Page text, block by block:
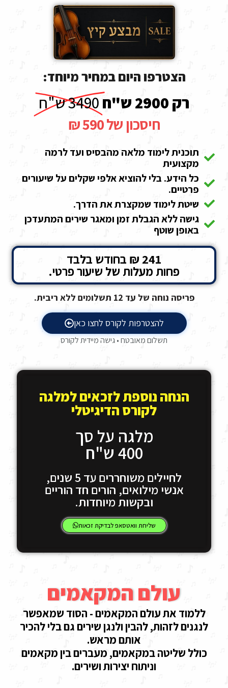
הצטרפו היום במחיר מיוחד:
רק 2900 ש"ח 3490 ש"ח
חיסכון של 590 ₪
תוכנית לימוד מלאה מהבסיס ועד לרמה
מקצועית
כל הידע. בלי להוציא אלפי שקלים על שיעורים
פרטיים.
שיטת לימוד שמקצרת את הדרך.
גישה ללא הגבלת זמן ומאגר שירים המתעדכן
באופן שוטף
241 ₪ בחודש בלבד
פחות מעלות של שיעור פרטי.
פריסה נוחה של עד 12 תשלומים ללא ריבית.
להצטרפות לקורס לחצו כאן
תשלום מאובטח • גישה מיידית לקורס
הנחה נוספת לזכאים למלגה
לקורס הדיגיטלי
מלגה על סך
400 ש"ח
לחיילים משוחררים עד 5 שנים,
אנשי מילואים, הורים חד הוריים
ובקשות מיוחדות.
שליחת וואטסאפ לבדיקת זכאות
עולם המקאמים
ללמוד את עולם המקאמים - הסוד שמאפשר
לנגנים לזהות, להבין ולנגן שירים גם בלי להכיר
אותם מראש.
כולל שליטה במקאמים, מעברים בין מקאמים
וניתוח יצירות ושירים.